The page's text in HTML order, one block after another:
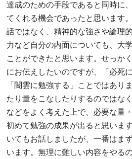
達成のための手段であると同時に
てくれる機会であったと思います
話ではなく、精神的な強さや論理
力など自分の内面についても、大
ことができたと思います。せっか
にお伝えしたいのですが、「必死
「闇雲に勉強する」ことではあり
たり量をこなしたりするのではな
などをよく考えた上で、必要な量
初めて勉強の成果が出ると思いま
いてもお話しましたが、一番はま
います。無理に難しい内容をやる